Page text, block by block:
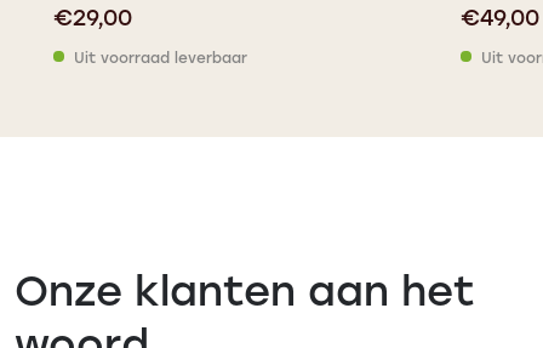
€29,00
Uit voorraad leverbaar
€49,00
Uit
Onze klanten aan het